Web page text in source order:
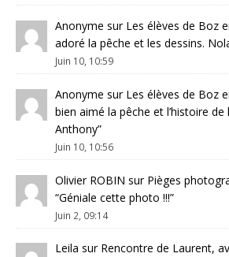
Anonyme sur Les élèves de Boz
adoré la pêche et les dessins.
Juin 10, 10:59
Anonyme sur Les élèves de Boz
bien aimé la pêche et l’histoire
Anthony”
Juin 10, 10:56
Olivier ROBIN sur Pièges
“Géniale cette photo !!!”
Juin 2, 09:14
Leila sur Rencontre de Laurent,